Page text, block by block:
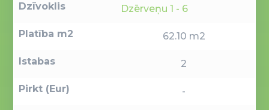
Dzīvoklis Dzērveņu 1 - 6
Platība m2 62.10 m2
Istabas 2
Pirkt (Eur) -